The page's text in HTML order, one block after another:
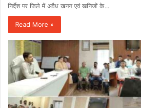
निर्देश पर जिले में अवैध खनन एवं खनिजों के…
Read More »